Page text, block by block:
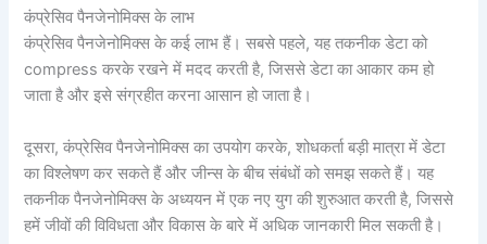
कंप्रेसिव पैनजेनोमिक्स के लाभ
कंप्रेसिव पैनजेनोमिक्स के कई लाभ हैं। सबसे पहले, यह तकनीक डेटा को
compress करके रखने में मदद करती है, जिससे डेटा का आकार कम हो
जाता है और इसे संग्रहीत करना आसान हो जाता है।
दूसरा, कंप्रेसिव पैनजेनोमिक्स का उपयोग करके, शोधकर्ता बड़ी मात्रा में डेटा
का विश्लेषण कर सकते हैं और जीन्स के बीच संबंधों को समझ सकते हैं। यह
तकनीक पैनजेनोमिक्स के अध्ययन में एक नए युग की शुरुआत करती है, जिससे
हमें जीवों की विविधता और विकास के बारे में अधिक जानकारी मिल सकती है।